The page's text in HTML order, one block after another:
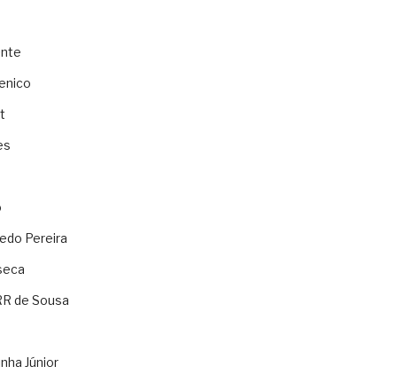
Pereira
de Sousa
Júnior